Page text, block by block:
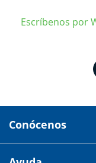
Escríbenos por
Conócenos